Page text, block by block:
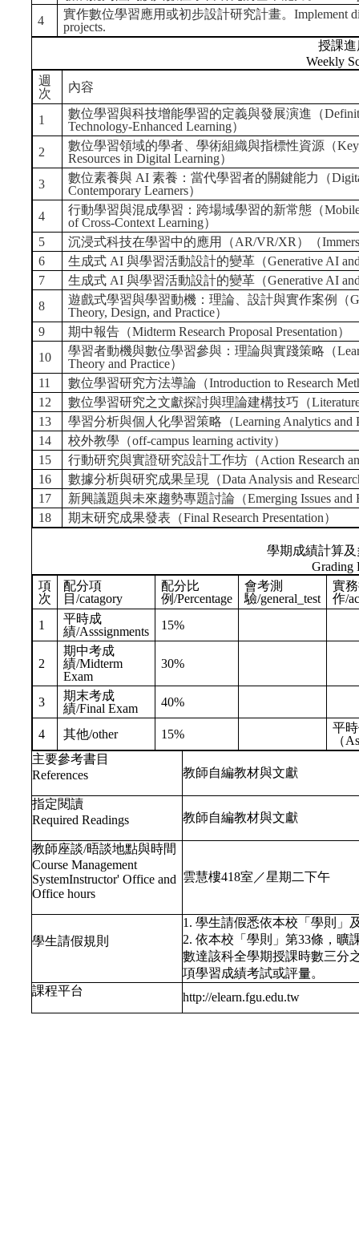
4
實作數位學習應用或初步設計研究計畫。Implement
projects.
授課
Weekly
週
次
內容
1
數位學習與科技增能學習的定義與發展演進（
Technology-Enhanced Learning）
2
數位學習領域的學者、學術組織與指標性資源（Key
Resources in Digital Learning）
3
數位素養與 AI 素養：當代學習者的關鍵能力（
Contemporary Learners）
4
行動學習與混成學習：跨場域學習的新常態（Mobile
of Cross-Context Learning）
5
沉浸式科技在學習中的應用（AR/VR/XR）（
6
生成式 AI 與學習活動設計的變革（Generative AI
7
生成式 AI 與學習活動設計的變革（Generative AI
8
遊戲式學習與學習動機：理論、設計與實作案例（
Theory, Design, and Practice）
9
期中報告（Midterm Research Proposal Presentation）
10
學習者動機與數位學習參與：理論與實踐策略（
Theory and Practice）
11
數位學習研究方法導論（Introduction to Research
12
數位學習研究之文獻探討與理論建構技巧（Literature
13
學習分析與個人化學習策略（Learning Analytics and
14
校外教學（off-campus learning activity）
15
行動研究與實證研究設計工作坊（Action Research
16
數據分析與研究成果呈現（Data Analysis and
17
新興議題與未來趨勢專題討論（Emerging Issues and
18
期末研究成果發表（Final Research Presentation）
學期成績計算
Grading
項
次
配分項
目/catagory
配分比
例/Percentage
會考測
驗/general_test
實
作/
1
平時成
績/Asssignments
15%
2
期中考成
績/Midterm
Exam
30%
3
期末考成
績/Final Exam
40%
4 其他/other 15%
平
（
主要參考書目
References
教師自編教材與文獻
指定閱讀
Required Readings
教師自編教材與文獻
教師座談/晤談地點與時間
Course Management
SystemInstructor' Office and
Office hours
雲慧樓418室／星期二下午
學生請假規則
1. 學生請假悉依本校「學則」
2. 依本校「學則」第33條，曠
數達該科全學期授課時數三分
項學習成績考試或評量。
課程平台
http://elearn.fgu.edu.tw